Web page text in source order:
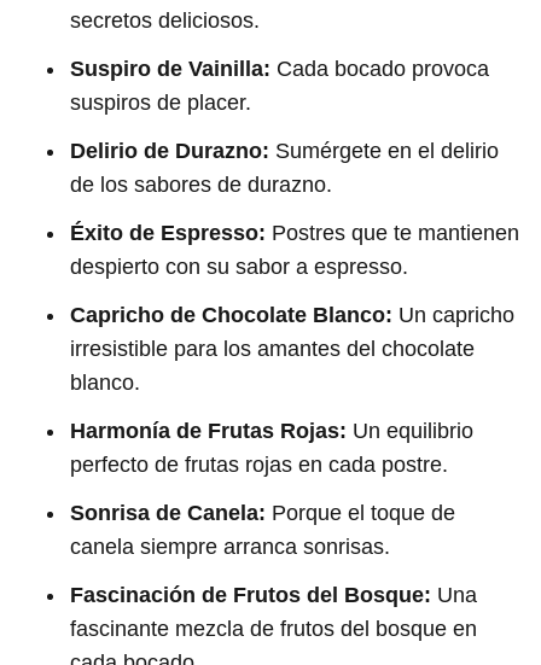
secretos deliciosos.
Suspiro de Vainilla: Cada bocado provoca
suspiros de placer.
Delirio de Durazno: Sumérgete en el delirio
de los sabores de durazno.
Éxito de Espresso: Postres que te mantienen
despierto con su sabor a espresso.
Capricho de Chocolate Blanco: Un capricho
irresistible para los amantes del chocolate
blanco.
Harmonía de Frutas Rojas: Un equilibrio
perfecto de frutas rojas en cada postre.
Sonrisa de Canela: Porque el toque de
canela siempre arranca sonrisas.
Fascinación de Frutos del Bosque: Una
fascinante mezcla de frutos del bosque en